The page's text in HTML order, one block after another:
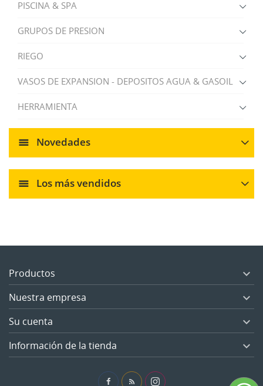
PISCINA & SPA
GRUPOS DE PRESION
RIEGO
VASOS DE EXPANSION - DEPOSITOS AGUA & GASOIL
HERRAMIENTA
Novedades
Los más vendidos
Productos 
Nuestra empresa 
Su cuenta 
Información de la tienda 